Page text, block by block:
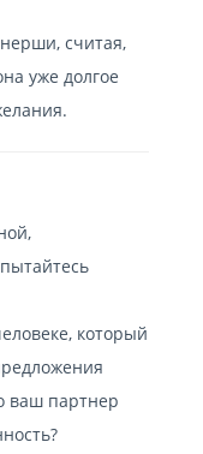
считая,
уже долгое
который
ваш партнер